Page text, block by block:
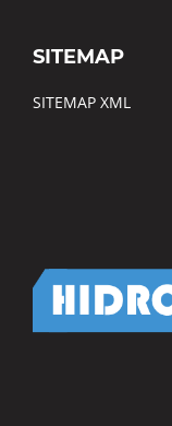
SITEMAP
SITEMAP XML